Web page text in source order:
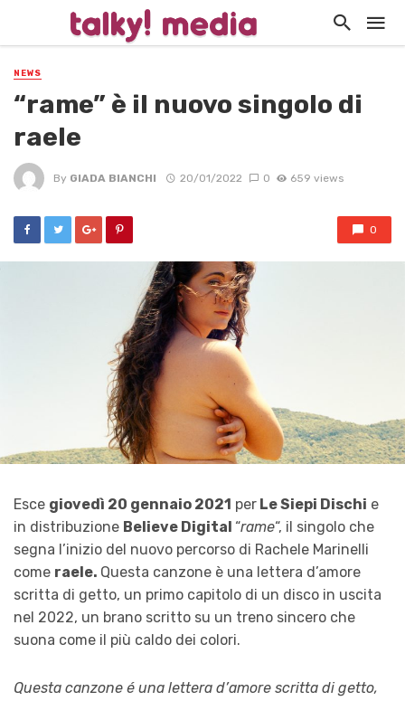
NEWS
“rame” è il nuovo singolo di
raele
By GIADA BIANCHI 20/01/2022 0 659 views
0
Esce giovedì 20 gennaio 2021 per Le Siepi Dischi e
in distribuzione Believe Digital “rame“, il singolo che
segna l’inizio del nuovo percorso di Rachele Marinelli
come raele. Questa canzone è una lettera d’amore
scritta di getto, un primo capitolo di un disco in uscita
nel 2022, un brano scritto su un treno sincero che
suona come il più caldo dei colori.
Questa canzone é una lettera d’amore scritta di getto,